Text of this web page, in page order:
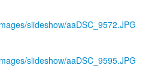
slideshow/aaDSC_9572.JPG
slideshow/aaDSC_9595.JPG